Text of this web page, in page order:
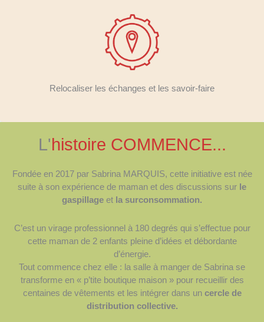
Relocaliser les échanges et les savoir-faire
L'histoire COMMENCE...
Fondée en 2017 par Sabrina MARQUIS, cette initiative est née
suite à son expérience de maman et des discussions sur le
gaspillage et la surconsommation.
C’est un virage professionnel à 180 degrés qui s’effectue pour
cette maman de 2 enfants pleine d’idées et débordante
d’énergie.
Tout commence chez elle : la salle à manger de Sabrina se
transforme en « p’tite boutique maison » pour recueillir des
centaines de vêtements et les intégrer dans un cercle de
distribution collective.